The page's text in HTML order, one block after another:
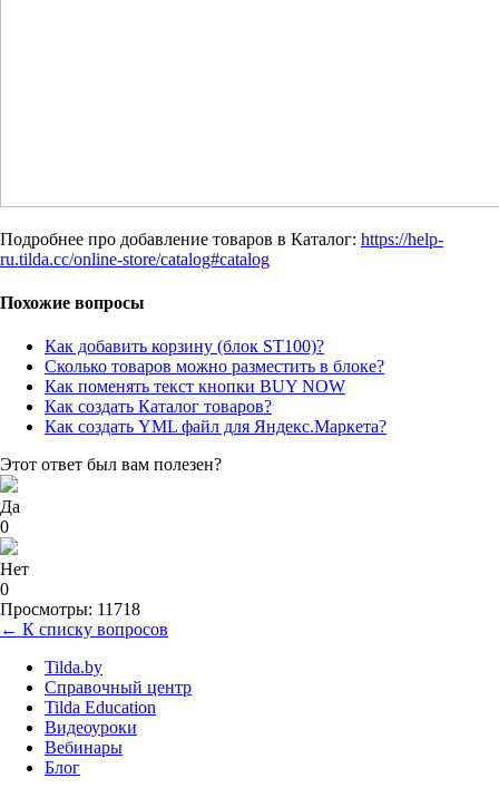
Подробнее про добавление товаров в Каталог: https://help-
ru.tilda.cc/online-store/catalog#catalog
Похожие вопросы
Как добавить корзину (блок ST100)?
Сколько товаров можно разместить в блоке?
Как поменять текст кнопки BUY NOW
Как создать Каталог товаров?
Как создать YML файл для Яндекс.Маркета?
Этот ответ был вам полезен?
Да
0
Нет
0
Просмотры: 11718
← К списку вопросов
Tilda.by
Справочный центр
Tilda Education
Видеоуроки
Вебинары
Блог